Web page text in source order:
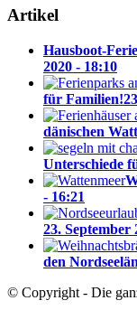
Artikel
Hausboot-
2020 - 18:10
für Familien!
dänischen
Unterschiede
- 16:21
23. September
den
© Copyright - Die